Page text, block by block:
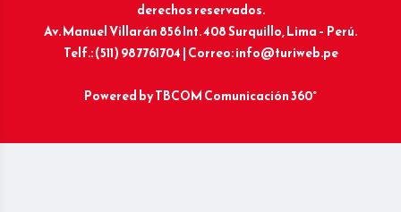
derechos reservados.
Av. Manuel Villarán 856 Int. 408 Surquillo, Lima – Perú.
Telf.: (511) 987761704 | Correo: info@turiweb.pe
Powered byTBCOM Comunicación 360°